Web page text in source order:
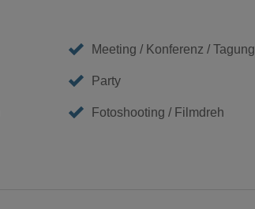
Meeting / Konferenz / Tagung
Party
Fotoshooting / Filmdreh